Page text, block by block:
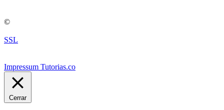
©
SSL
Impressum Tutorias.co
Cerrar